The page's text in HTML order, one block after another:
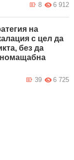
6 912
8
на
с цел да
без да
6 725
39